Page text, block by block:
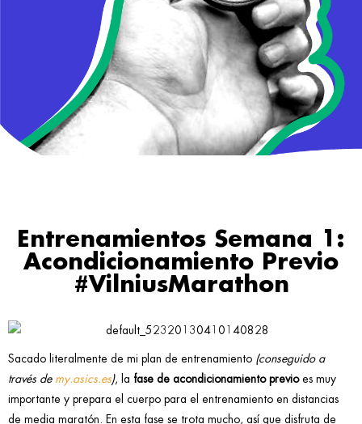
Entrenamientos Semana 1:
Acondicionamiento Previo
#VilniusMarathon
Sacado literalmente de mi plan de entrenamiento (conseguido a
través de my.asics.es), la fase de acondicionamiento previo es muy
importante y prepara el cuerpo para el entrenamiento en distancias
de media maratón. En esta fase se trota mucho, así que disfruta de